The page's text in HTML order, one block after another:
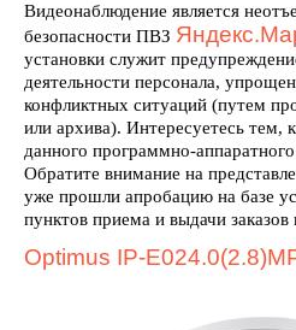
Видеонаблюдение является
безопасности ПВЗ
установки служит
деятельности персонала,
конфликтных ситуаций (путем
или архива). Интересуетесь тем,
данного программно-
Обратите внимание на
уже прошли апробацию на базе
пунктов приема и выдачи заказов
Optimus IP-